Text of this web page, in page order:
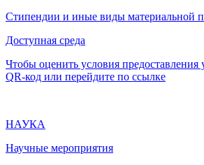
Стипендии и иные виды материальной
Доступная среда
Чтобы оценить условия предоставления
QR-код или перейдите по ссылке
НАУКА
Научные мероприятия